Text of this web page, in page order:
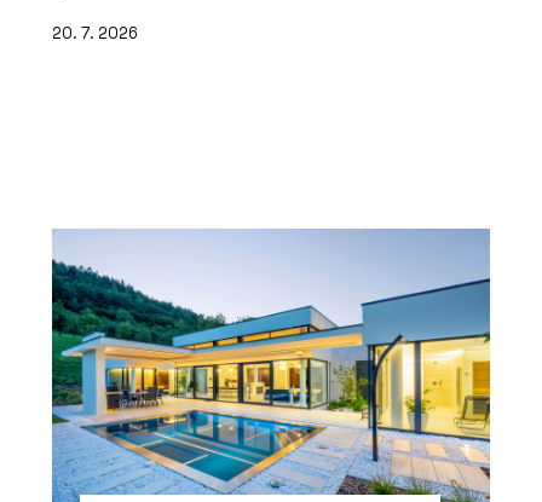
20. 7. 2026